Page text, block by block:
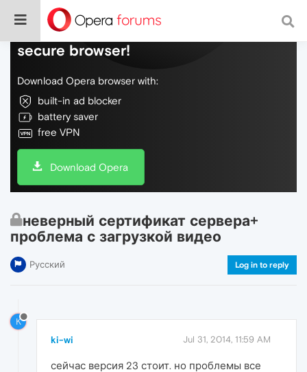
Do more on the web, with a fast and
secure browser!
Download Opera browser with:
built-in ad blocker
battery saver
free VPN
Download Opera
неверный сертификат сервера+
проблема с загрузкой видео
Русский Log in to reply
K
ki-wi Jul 31, 2014, 11:59 AM
сейчас версия 23 стоит. но проблемы все